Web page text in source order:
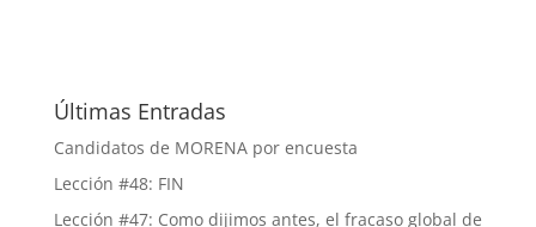
Últimas Entradas
Candidatos de MORENA por encuesta
Lección #48: FIN
Lección #47: Como dijimos antes, el fracaso global de